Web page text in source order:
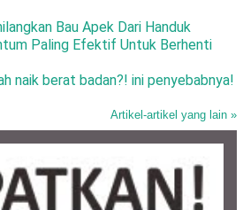
Bau Apek Dari Handuk
Paling Efektif Untuk Berhenti
naik berat badan?! ini penyebabnya!
Artikel-artikel yang lain »